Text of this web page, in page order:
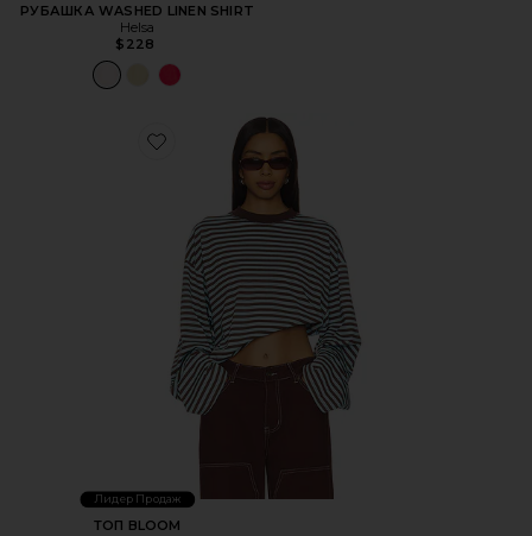
РУБАШКА WASHED LINEN SHIRT
Helsa
$228
Favorite ТОП BLOOM
Лидер Продаж
ТОП BLOOM